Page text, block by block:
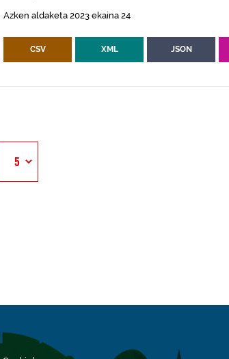
Azken aldaketa 2023 ekaina 24
CSV XML JSON